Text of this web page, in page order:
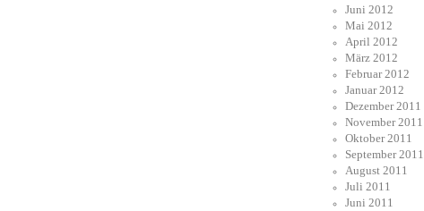
Juni 2012
Mai 2012
April 2012
März 2012
Februar 2012
Januar 2012
Dezember 2011
November 2011
Oktober 2011
September 2011
August 2011
Juli 2011
Juni 2011